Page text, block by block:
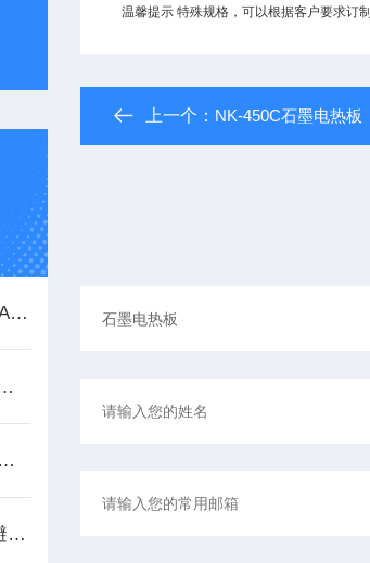
【诺基仪器】AZG-9240A立式鼓风干燥箱*
高速冷冻离心机长期现货供应
决生态环保问题
用一氧化碳检测仪能够避免事故的发生
温馨提示 特殊规格，可以根据客户要求订制
上一个： NK-450C石墨电热板